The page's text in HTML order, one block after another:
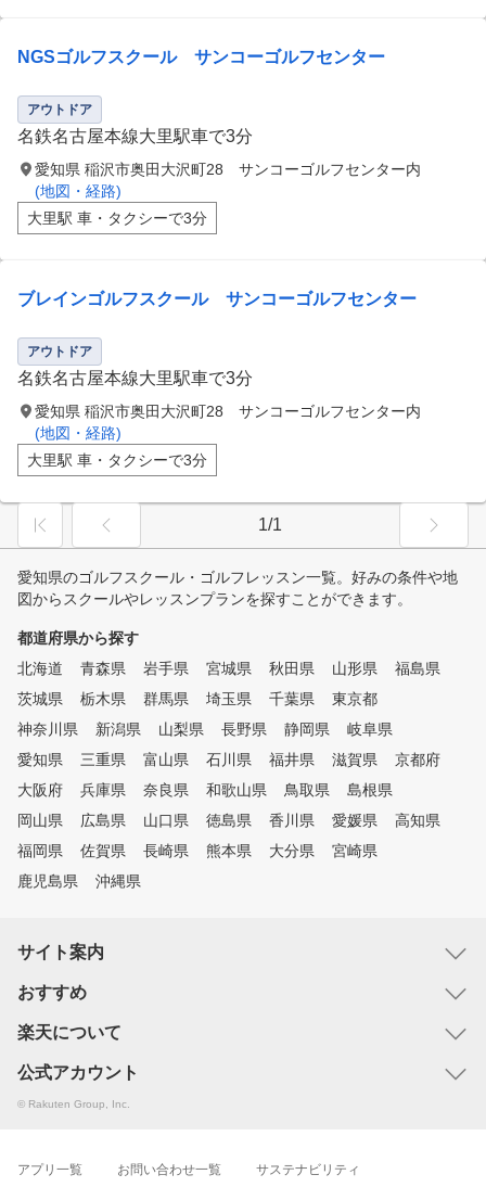
NGSゴルフスクール サンコーゴルフセンター
アウトドア
名鉄名古屋本線大里駅車で3分
愛知県 稲沢市奥田大沢町28 サンコーゴルフセンター内
(地図・経路)
大里駅 車・タクシーで3分
ブレインゴルフスクール サンコーゴルフセンター
アウトドア
名鉄名古屋本線大里駅車で3分
愛知県 稲沢市奥田大沢町28 サンコーゴルフセンター内
(地図・経路)
大里駅 車・タクシーで3分
1/1
愛知県のゴルフスクール・ゴルフレッスン一覧。好みの条件や地
図からスクールやレッスンプランを探すことができます。
都道府県から探す
北海道
青森県 岩手県 宮城県 秋田県 山形県
福島県
茨城県
栃木県 群馬県 埼玉県 千葉県
東京都
神奈川県
新潟県 山梨県 長野県 静岡県
岐阜県
愛知県
三重県 富山県 石川県 福井県 滋賀県
京都府
大阪府
兵庫県 奈良県 和歌山県 鳥取県
島根県
岡山県
広島県 山口県 徳島県 香川県 愛媛県
高知県
福岡県
佐賀県 長崎県 熊本県 大分県
宮崎県
鹿児島県
沖縄県
サイト案内
おすすめ
楽天について
公式アカウント
© Rakuten Group, Inc.
アプリ一覧 お問い合わせ一覧 サステナビリティ